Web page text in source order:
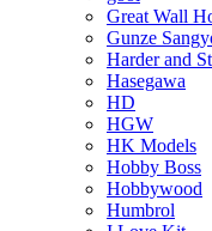
Great Wall
Gunze
Harder and
Hasegawa
HD
HGW
HK Models
Hobby Boss
Hobbywood
Humbrol